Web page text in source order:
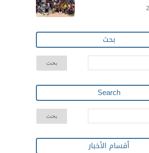
بحث
Search
أقسام الأخبار